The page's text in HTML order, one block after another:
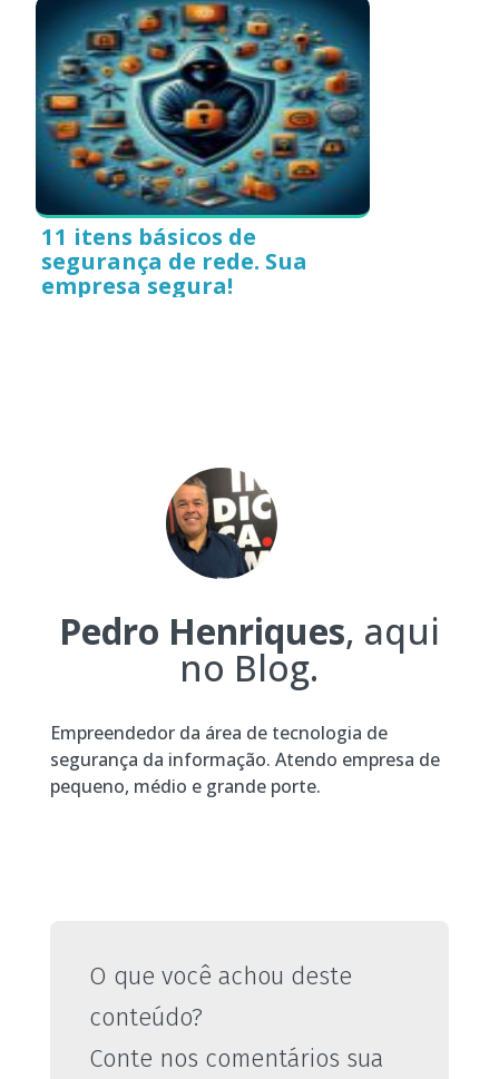
11 itens básicos de
segurança de rede. Sua
empresa segura!
Pedro Henriques, aqui
no Blog.
Empreendedor da área de tecnologia de
segurança da informação. Atendo empresa de
pequeno, médio e grande porte.
O que você achou deste
conteúdo?
Conte nos comentários sua